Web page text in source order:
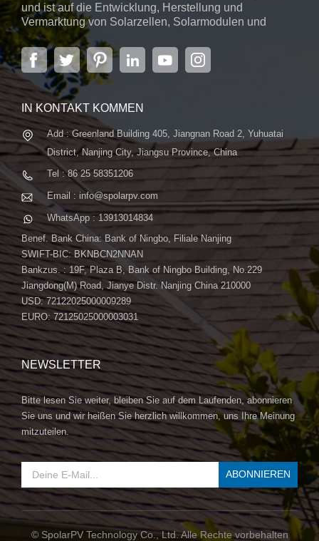
und ist auf die Entwicklung, Herstellung und
Vermarktung von Solarzellen, Solarmodulen und
Solarstromsystemen spezialisiert. Das Unternehmen
mit Sitz in der Hauptstadt der Provinz Jiangsu,
Nanjing, erstreckt sich über 6.000 m² und verfügt über
fortschrittliche automatische ...
IN KONTAKT KOMMEN
Add : Greenland Building 405, Jiangnan Road 2, Yuhuatai
District, Nanjing City, Jiangsu Province, China
Tel : 86 25 58351206
Email : info@spolarpv.com
WhatsApp : 13913014834
Benef. Bank China: Bank of Ningbo, Filiale Nanjing
SWIFT-BIC: BKNBCN2NNAN
Bankzus. : 19F, Plaza B, Bank of Ningbo Building, No.229
Jiangdong(M) Road, Jianye Distr. Nanjing China 210000
USD: 72122025000009289
EURO: 72125025000003031
NEWSLETTER
Bitte lesen Sie weiter, bleiben Sie auf dem Laufenden, abonnieren
Sie uns und wir heißen Sie herzlich willkommen, uns Ihre Meinung
mitzuteilen.
© SpolarPV Technology Co., Ltd. Alle Rechte vorbehalten